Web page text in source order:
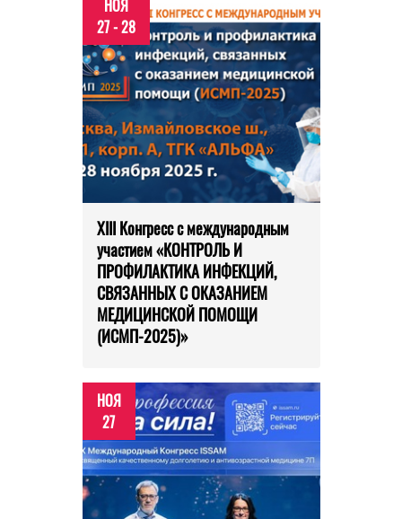
НОЯ
27 - 28
XIII Конгресс с международным
участием «КОНТРОЛЬ И
ПРОФИЛАКТИКА ИНФЕКЦИЙ,
СВЯЗАННЫХ С ОКАЗАНИЕМ
МЕДИЦИНСКОЙ ПОМОЩИ
(ИСМП-2025)»
НОЯ
27